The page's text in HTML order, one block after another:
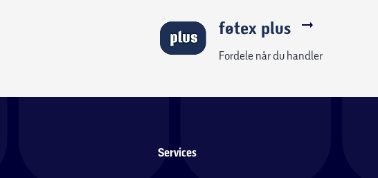
føtex plus
Fordele når du handler
Services